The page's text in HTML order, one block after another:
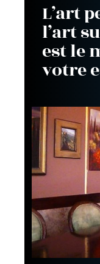
L’art
l’art
est le
votre